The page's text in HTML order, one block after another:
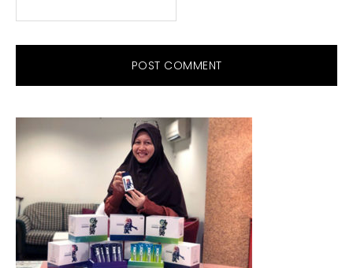
PRIMARY
SIDEBAR